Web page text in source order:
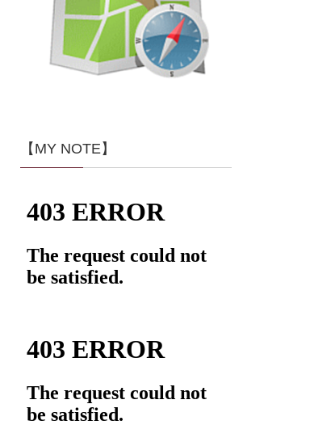
【MY NOTE】